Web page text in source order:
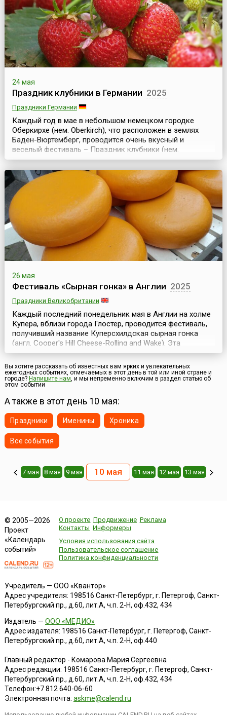
24 мая
Праздник клубники в Германии 2025
Праздники Германии
Каждый год в мае в небольшом немецком городке
Оберкирхе (нем. Oberkirch), что расположен в землях
Баден-Вюртемберг, проводится очень вкусный и
веселый фестиваль – Праздник клубники (нем.
Oberkircher Erdbeerfest). Здесь находится крупнейший
оптовый рынок клубники в Германии, поэтому
неудивительно, что и праздник этой вкусной ягоды
проходит именно в этом городе и ведет свою историю с
1999 года, ...
26 мая
Фестиваль «Сырная гонка» в Англии 2025
Праздники Великобритании
Каждый последний понедельник мая в Англии на холме
Купера, вблизи города Глостер, проводится фестиваль,
получивший название Куперсхилдская сырная гонка
(англ. Cooper's Hill Cheese-Rolling and Wake). Эта
традиционная развлекательное мероприятие ежегодно
собирает сотни азартных людей, любителей
экстремальных развлечений.Несмотря на
сформированное в массовом сознании людей
Вы хотите рассказать об известных вам ярких и увлекательных
ежегодных событиях, отмечаемых в этот день в той или иной стране и
городе? Напишите нам, и мы непременно включим в раздел статью об
этом событии
А также в этот день 10 мая:
Праздники Именины Хроника
Все события
7 мая 8 мая 9 мая 10 мая 11 мая 12 мая 13 мая
© 2005—2026
Проект
«Календарь
событий»
О проекте Продвижение Реклама
Контакты Информеры
Условия использования сайта
Пользовательское соглашение
Политика конфиденциальности
Учредитель — ООО «Квантор»
Адрес учредителя: 198516 Санкт-Петербург, г. Петергоф, Санкт-
Петербургский пр., д.60, лит.А, ч.п. 2-Н, оф.432, 434
Издатель — ООО «МЕДИО»
Адрес издателя: 198516 Санкт-Петербург, г. Петергоф, Санкт-
Петербургский пр., д.60, лит.А, ч.п. 2-Н, оф.440
Главный редактор - Комарова Мария Сергеевна
Адрес редакции: 198516 Санкт-Петербург, г. Петергоф, Санкт-
Петербургский пр., д.60, лит.А, ч.п. 2-Н, оф.432, 434
Телефон:+7 812 640-06-60
Электронная почта: askme@calend.ru